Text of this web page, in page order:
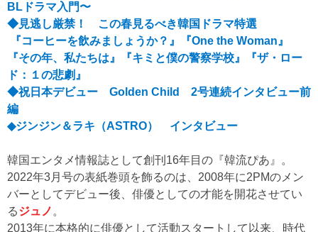
BLドラマ入門〜
◆見逃し厳禁！ この春見るべき韓国ドラマ特選
『コーヒーを飲みましょうか？』『One the Woman』
『その年、私たちは』『キミと僕の警察学校』『ザ・ロー
ド：１の悲劇』
◆祝日本デビュー Golden Child 2号連続インタビュー前
編
◆ジンジン＆ラキ（ASTRO） インタビュー
韓国エンタメ情報誌として創刊16年目の『韓流ぴあ』。
2022年3月号の表紙巻頭を飾るのは、2008年に2PMのメン
バーとしてデビュー後、俳優としての才能を開花させてい
るジュノ 。
2013年に本格的に俳優として活動スタートして以来、時代